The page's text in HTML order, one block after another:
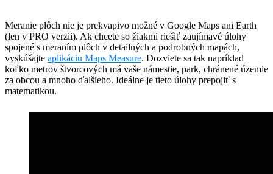
Meranie plôch nie je prekvapivo možné v Google Maps ani Earth
(len v PRO verzii). Ak chcete so žiakmi riešiť zaujímavé úlohy
spojené s meraním plôch v detailných a podrobných mapách,
vyskúšajte aplikáciu Maps Measure. Dozviete sa tak napríklad
koľko metrov štvorcových má vaše námestie, park, chránené územie
za obcou a mnoho ďalšieho. Ideálne je tieto úlohy prepojiť s
matematikou.